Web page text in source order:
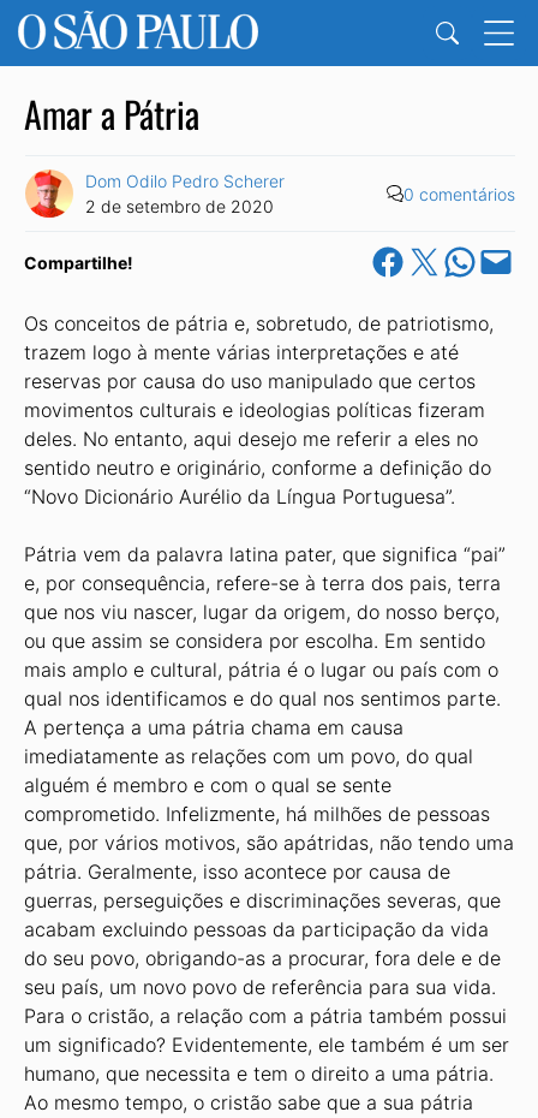
Amar a Pátria
Dom Odilo Pedro Scherer
2 de setembro de 2020
0 comentários
Compartilhe! Share on Facebook
Share on X Share on
Email this
Os conceitos de pátria e, sobretudo, de patriotismo,
trazem logo à mente várias interpretações e até
reservas por causa do uso manipulado que certos
movimentos culturais e ideologias políticas fizeram
deles. No entanto, aqui desejo me referir a eles no
sentido neutro e originário, conforme a definição do
“Novo Dicionário Aurélio da Língua Portuguesa”.
Pátria vem da palavra latina pater, que significa “pai”
e, por consequência, refere-se à terra dos pais, terra
que nos viu nascer, lugar da origem, do nosso berço,
ou que assim se considera por escolha. Em sentido
mais amplo e cultural, pátria é o lugar ou país com o
qual nos identificamos e do qual nos sentimos parte.
A pertença a uma pátria chama em causa
imediatamente as relações com um povo, do qual
alguém é membro e com o qual se sente
comprometido. Infelizmente, há milhões de pessoas
que, por vários motivos, são apátridas, não tendo uma
pátria. Geralmente, isso acontece por causa de
guerras, perseguições e discriminações severas, que
acabam excluindo pessoas da participação da vida
do seu povo, obrigando-as a procurar, fora dele e de
seu país, um novo povo de referência para sua vida.
Para o cristão, a relação com a pátria também possui
um significado? Evidentemente, ele também é um ser
humano, que necessita e tem o direito a uma pátria.
Ao mesmo tempo, o cristão sabe que a sua pátria